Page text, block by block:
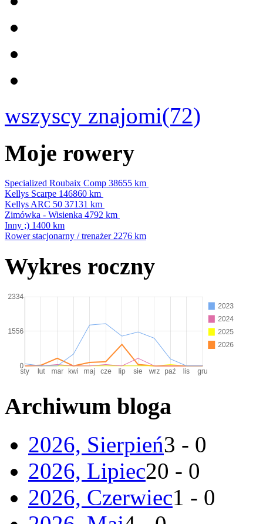
wszyscy znajomi(72)
Moje rowery
Specialized Roubaix Comp 38655 km
Kellys Scarpe 146860 km
Kellys ARC 50 37131 km
Zimówka - Wisienka 4792 km
Inny ;) 1400 km
Rower stacjonarny / trenażer 2276 km
Wykres roczny
Archiwum bloga
2026, Sierpień3 - 0
2026, Lipiec20 - 0
2026, Czerwiec1 - 0